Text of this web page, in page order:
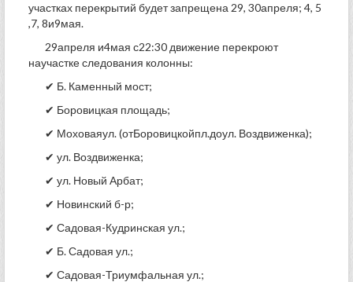
участках перекрытий будет запрещена 29, 30апреля; 4, 5
,7, 8и9мая.
29апреля и4мая с22:30 движение перекроют
научастке следования колонны:
✔ Б. Каменный мост;
✔ Боровицкая площадь;
✔ Моховаяул. (отБоровицкойпл.доул. Воздвиженка);
✔ ул. Воздвиженка;
✔ ул. Новый Арбат;
✔ Новинский б-р;
✔ Садовая-Кудринская ул.;
✔ Б. Садовая ул.;
✔ Садовая-Триумфальная ул.;